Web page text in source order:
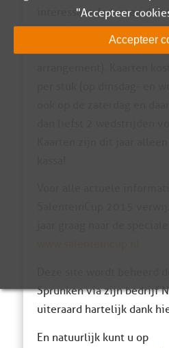
interessant. Iedereen
dus ook de leden van
leden van de Businessclub
Sprunken via zijn bedrijf
uiteraard hartelijk dank
En natuurlijk kunt u op
"Accepteer
Accepteer